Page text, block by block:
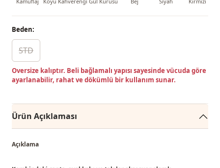
Beden:
STD
Oversize kalıptır. Beli bağlamalı yapısı sayesinde vücuda göre
ayarlanabilir, rahat ve dökümlü bir kullanım sunar.
Ürün Açıklaması
Açıklama